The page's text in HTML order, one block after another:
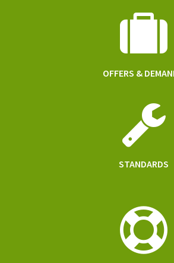
OFFERS &
STANDARDS